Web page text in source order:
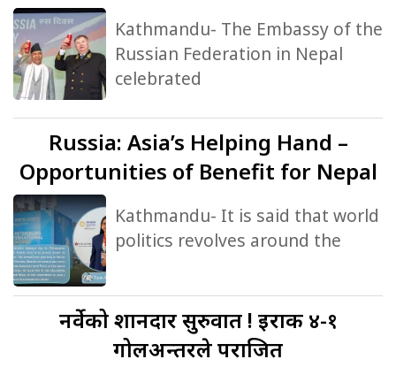
Kathmandu- The Embassy of the
Russian Federation in Nepal
celebrated
Russia: Asia’s Helping Hand –
Opportunities of Benefit for Nepal
Kathmandu- It is said that world
politics revolves around the
नर्वेकोशानदार सुरुवात ! इराक ४-१
गोलअन्तरले पराजित